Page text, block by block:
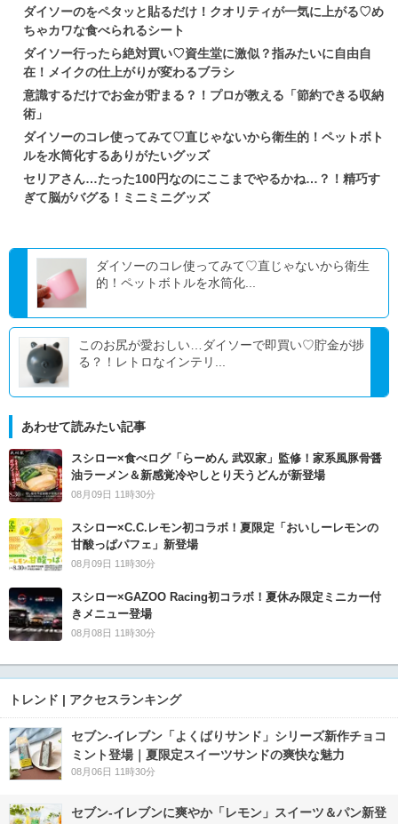
ダイソーのをペタッと貼るだけ！クオリティが一気に上がる♡め
ちゃカワな食べられるシート
ダイソー行ったら絶対買い♡資生堂に激似？指みたいに自由自
在！メイクの仕上がりが変わるブラシ
意識するだけでお金が貯まる？！プロが教える「節約できる収納
術」
ダイソーのコレ使ってみて♡直じゃないから衛生的！ペットボト
ルを水筒化するありがたいグッズ
セリアさん…たった100円なのにここまでやるかね…？！精巧す
ぎて脳がバグる！ミニミニグッズ
ダイソーのコレ使ってみて♡直じゃないから衛生
的！ペットボトルを水筒化...
このお尻が愛おしい…ダイソーで即買い♡貯金が捗
る？！レトロなインテリ...
あわせて読みたい記事
スシロー×食べログ「らーめん 武双家」監修！家系風豚骨醤
油ラーメン＆新感覚冷やしとり天うどんが新登場
08月09日 11時30分
スシロー×C.C.レモン初コラボ！夏限定「おいしーレモンの
甘酸っぱパフェ」新登場
08月09日 11時30分
スシロー×GAZOO Racing初コラボ！夏休み限定ミニカー付
きメニュー登場
08月08日 11時30分
トレンド | アクセスランキング
セブン‐イレブン「よくばりサンド」シリーズ新作チョコ
ミント登場｜夏限定スイーツサンドの爽快な魅力
08月06日 11時30分
セブン‐イレブンに爽やか「レモン」スイーツ＆パン新登